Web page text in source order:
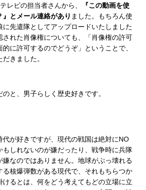
レビの担当者さんから、
『この動画を使
』とメール連絡があり ました。もちろん使
に先遣隊としてアップロードいたしました
された肖像権についても、「肖像権の許可
に許可するのでどうぞ」ということで、
きました。
と、男子らしく歴史好きです。
代が好きですが、現代の戦国は絶対にNO
もしれないのが嫌だったり、戦争時に兵隊
嫌なのではありません。地球がぶっ壊れる
る核爆弾数がある現代で、それもちらつか
けるとは、何をどう考えてもどの立場に立